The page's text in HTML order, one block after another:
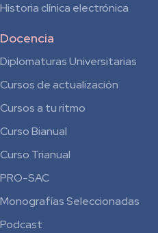
Historia clínica electrónica
Docencia
Diplomaturas Universitarias
Cursos de actualización
Cursos a tu ritmo
Curso Bianual
para
Residentes
Curso Trianual
PRO-SAC
Monografías Seleccionadas
Podcast